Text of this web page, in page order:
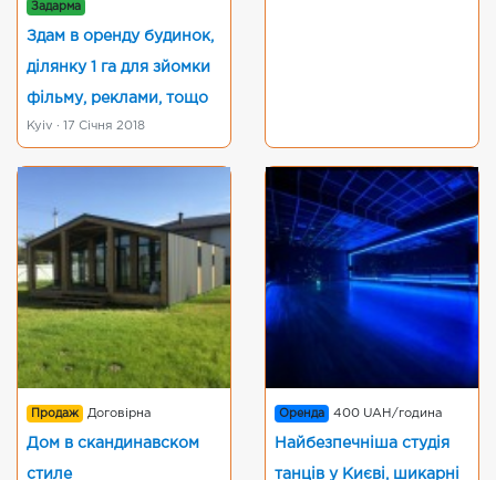
Задарма
Здам в оренду будинок,
ділянку 1 га для зйомки
фільму, реклами, тощо
Kyiv · 17 Січня 2018
Продаж Договірна
Дом в скандинавском
стиле
Оренда 400 UAH/година
Найбезпечніша студія
танців у Києві, шикарні